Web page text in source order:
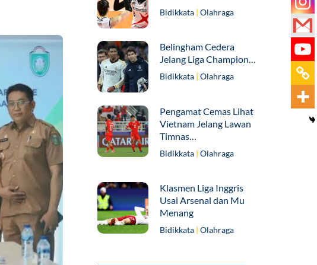
Bidikkata | Olahraga
Belingham Cedera
Jelang Liga Champion…
Bidikkata Olahraga
Pengamat Cemas Lihat
Vietnam Jelang Lawan
Timnas…
Bidikkata | Olahraga
Klasmen Liga Inggris
Usai Arsenal dan Mu
Menang
Bidikkata Olahraga